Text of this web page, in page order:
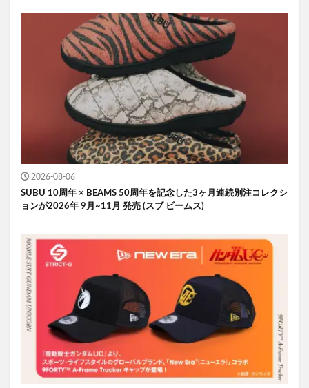
2026-08-06
SUBU 10周年 × BEAMS 50周年を記念した3ヶ月連続別注コレクシ
ョンが2026年 9月~11月 発売 (スブ ビームス)